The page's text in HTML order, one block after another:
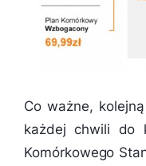
Co ważne,
każdej chwili do
Komórkowego